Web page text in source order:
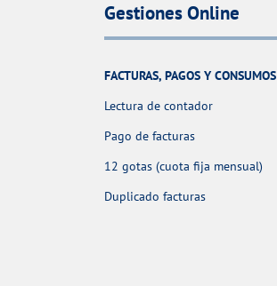
Gestiones Online
FACTURAS, PAGOS Y CONSUMOS
Lectura de contador
Pago de facturas
12 gotas (cuota fija mensual)
Duplicado facturas